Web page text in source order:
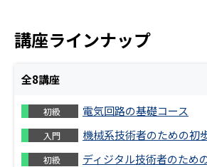
機械加工
機械要素
機化学・セラミ
高分子
機械分野
講座ラインナップ
全8講座
初級 電気回路の基礎コース
入門 機械系技術者のための初
初級 ディジタル技術者のため